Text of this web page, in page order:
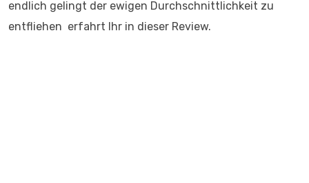
endlich gelingt der ewigen Durchschnittlichkeit zu
entfliehen erfahrt Ihr in dieser Review.